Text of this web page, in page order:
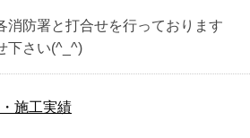
消防署と打合せを行っております
下さい(^_^)
施工実績